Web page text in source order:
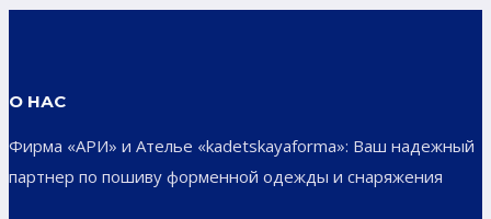
О НАС
Фирма «АРИ» и Ателье «kadetskayaforma»: Ваш надежный
партнер по пошиву форменной одежды и снаряжения